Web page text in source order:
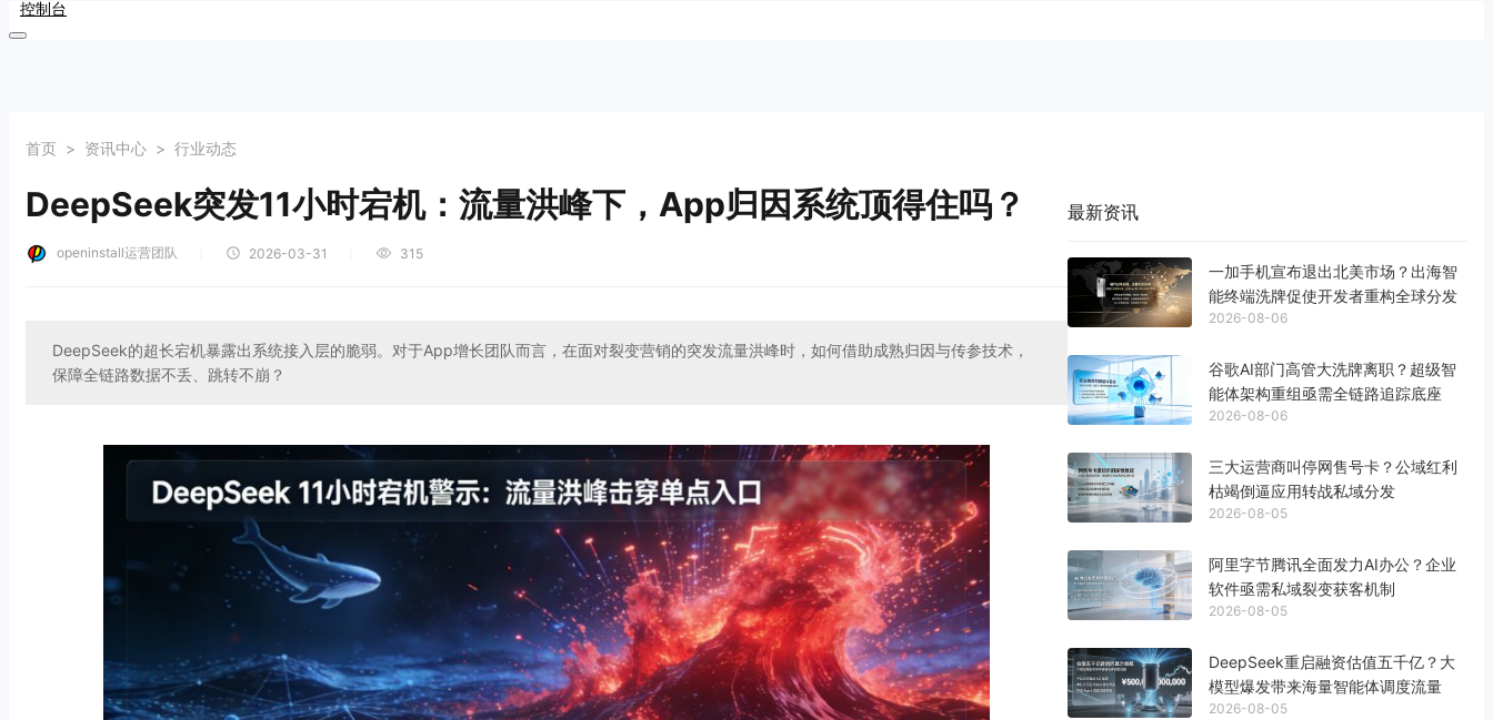
控制台
首页 > 资讯中心 > 行业动态
DeepSeek突发11小时宕机：流量洪峰下，App归因系统顶得住吗？
openinstall运营团队 2026-03-31 315
DeepSeek的超长宕机暴露出系统接入层的脆弱。对于App增长团队而言，在面对裂变营销的突发流量洪峰时，如何借助成熟归因与传参技术，
保障全链路数据不丢、跳转不崩？
最新资讯
一加手机宣布退出北美市场？出海智
能终端洗牌促使开发者重构全球分发
2026-08-06
谷歌AI部门高管大洗牌离职？超级智
能体架构重组亟需全链路追踪底座
2026-08-06
三大运营商叫停网售号卡？公域红利
枯竭倒逼应用转战私域分发
2026-08-05
阿里字节腾讯全面发力AI办公？企业
软件亟需私域裂变获客机制
2026-08-05
DeepSeek重启融资估值五千亿？大
模型爆发带来海量智能体调度流量
2026-08-05